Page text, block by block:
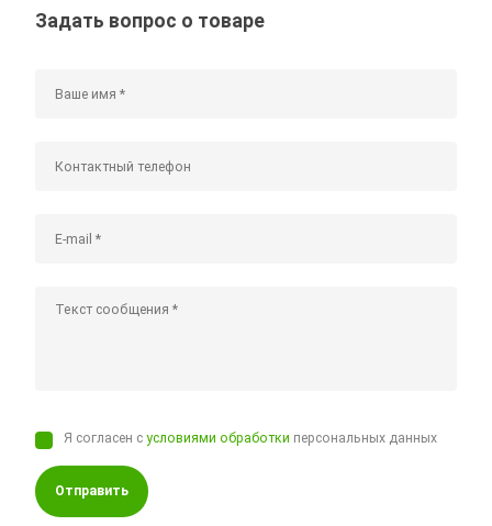
Задать вопрос о товаре
Я согласен сусловиями обработки персональных данных
Отправить